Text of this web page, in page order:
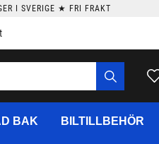
I SVERIGE ★ FRI FRAKT
BAK BILTILLBEHÖR